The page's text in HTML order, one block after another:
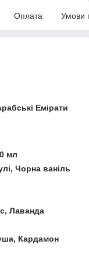
Оплата Умови
Емірати
мл
Чорна ваніль
Лаванда
Кардамон